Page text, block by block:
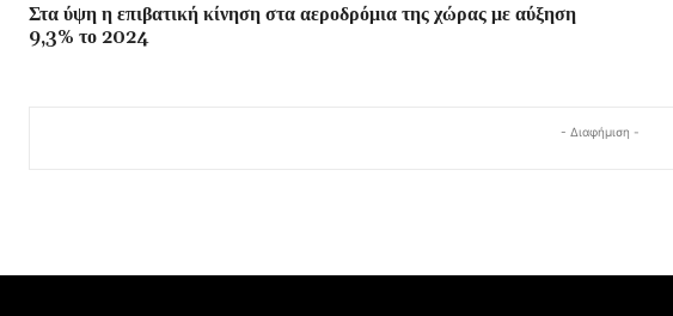
Στα ύψη η επιβατική κίνηση στα αεροδρόμια της χώρας με αύξηση
9,3% το 2024
- Διαφήμιση -